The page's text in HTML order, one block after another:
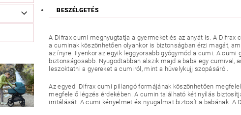
BESZÉLGETÉS
A Difrax cumi megnyugtatja a gyermeket és az anyát is. A
a cuminak köszönhetően olyankor is biztonságban érzi magát,
az ínyre. Ilyenkor az egyik leggyorsabb gyógymód a cumi. A
biztonságosabb. Nyugodtabban alszik majd a baba egy cumival,
leszoktatni a gyereket a cumiról, mint a hüvelykujj szopásáról.
Az egyedi Difrax cumi pillangó formájának köszönhetően
megfelelő légzés érdekében. A cumin található két nyílás
irritálását. A cumi kényelmet és nyugalmat biztosít a babának. A